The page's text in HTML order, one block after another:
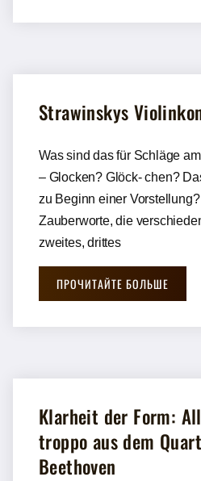
Strawinskys
Was sind das für Schläge
– Glocken? Glöck- chen?
zu Beginn einer
Zauberworte, die
zweites, drittes
ПРОЧИТАЙТЕ БОЛЬШЕ
Klarheit der Form:
troppo aus dem
Beethoven